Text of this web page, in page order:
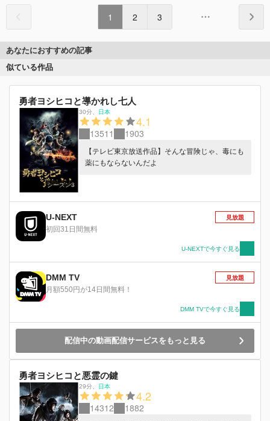
1 2 3
あなたにおすすめの記事
似ている作品
勇者ヨシヒコと導かれし七人
シーズン3
30分 日本
4.1
13511 1903
【テレビ東京放送作品】そんな冒険じゃ、毒にも
薬にもならないんだよ
U-NEXT
初回31日間無料
見放題
U-NEXTで今すぐ見る
DMM TV
月額550円が14日間無料！
見放題
DMM TVで今すぐ見る
配信中の動画配信サービスをもっと見る
勇者ヨシヒコと悪霊の鍵
29分 日本
4.2
14312 1882